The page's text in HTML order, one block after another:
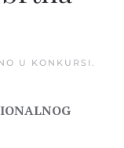
U KONKURSI .